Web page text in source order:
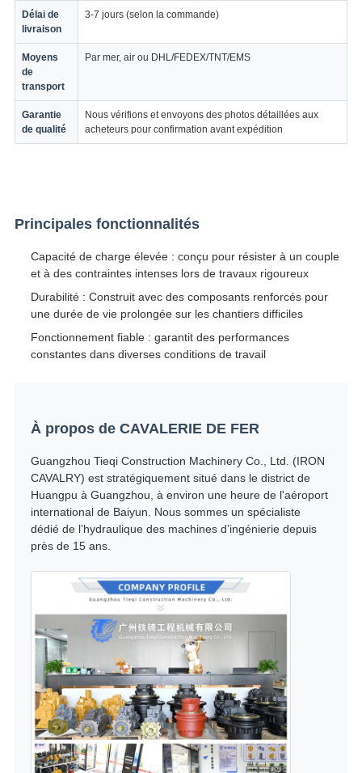
Délai de
livraison
3-7 jours (selon la commande)
Moyens
de
transport
Par mer, air ou DHL/FEDEX/TNT/EMS
Garantie
de qualité
Nous vérifions et envoyons des photos détaillées aux
acheteurs pour confirmation avant expédition
Principales fonctionnalités
Capacité de charge élevée : conçu pour résister à un couple
et à des contraintes intenses lors de travaux rigoureux
Durabilité : Construit avec des composants renforcés pour
une durée de vie prolongée sur les chantiers difficiles
Fonctionnement fiable : garantit des performances
constantes dans diverses conditions de travail
À propos de CAVALERIE DE FER
Guangzhou Tieqi Construction Machinery Co., Ltd. (IRON
CAVALRY) est stratégiquement situé dans le district de
Huangpu à Guangzhou, à environ une heure de l'aéroport
international de Baiyun. Nous sommes un spécialiste
dédié de l’hydraulique des machines d’ingénierie depuis
près de 15 ans.